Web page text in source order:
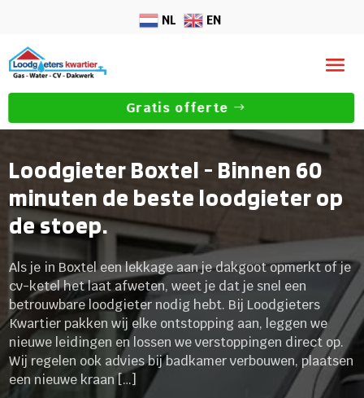
NL EN
Gratis offerte
Loodgieter Boxtel - Binnen 60
minuten de beste loodgieter op
de stoep.
Als je in Boxtel een lekkage aan je dakgoot opmerkt of je
cv-ketel het laat afweten, weet je dat je snel een
betrouwbare loodgieter nodig hebt. Bij Loodgieters
Kwartier pakken wij elke ontstopping aan, leggen we
nieuwe leidingen en lossen we verstoppingen direct op.
Wij regelen ook advies bij badkamer verbouwen, plaatsen
een nieuwe kraan […]